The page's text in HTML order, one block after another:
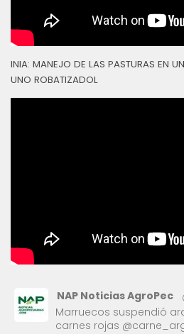
INIA: MANEJO DE LAS PASTURAS EN
UNO ROBATIZADOL
NAP Noticias AgroPec
Marruecos suspendió
carnes rojas